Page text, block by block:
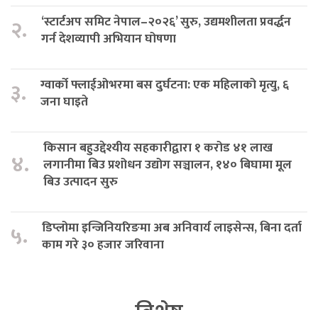
२.
‘स्टार्टअप समिट नेपाल–२०२६’ सुरु, उद्यमशीलता प्रवर्द्धन
गर्न देशव्यापी अभियान घोषणा
३.
ग्वार्को फ्लाईओभरमा बस दुर्घटना: एक महिलाको मृत्यु, ६
जना घाइते
४.
किसान बहुउद्देश्यीय सहकारीद्वारा १ करोड ४१ लाख
लगानीमा बिउ प्रशोधन उद्योग सञ्चालन, १४० बिघामा मूल
बिउ उत्पादन सुरु
५.
डिप्लोमा इन्जिनियरिङमा अब अनिवार्य लाइसेन्स, बिना दर्ता
काम गरे ३० हजार जरिवाना